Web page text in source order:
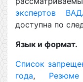
экспертов
доступна по
Язык и формат.
Список
года,